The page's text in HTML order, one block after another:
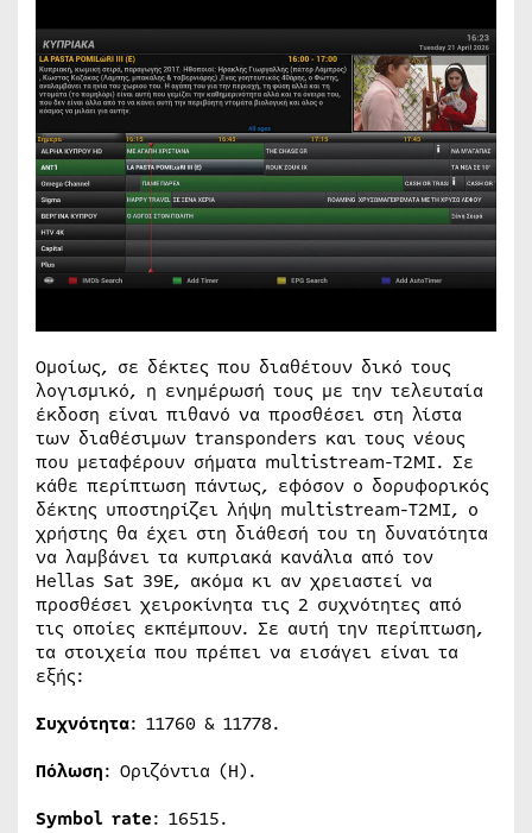
Ομοίως, σε δέκτες που διαθέτουν δικό τους
λογισμικό, η ενημέρωσή τους με την τελευταία
έκδοση είναι πιθανό να προσθέσει στη λίστα
των διαθέσιμων transponders και τους νέους
που μεταφέρουν σήματα multistream-T2MI. Σε
κάθε περίπτωση πάντως, εφόσον ο δορυφορικός
δέκτης υποστηρίζει λήψη multistream-T2MI, ο
χρήστης θα έχει στη διάθεσή του τη δυνατότητα
να λαμβάνει τα κυπριακά κανάλια από τον
Hellas Sat 39E, ακόμα κι αν χρειαστεί να
προσθέσει χειροκίνητα τις 2 συχνότητες από
τις οποίες εκπέμπουν. Σε αυτή την περίπτωση,
τα στοιχεία που πρέπει να εισάγει είναι τα
εξής:
Συχνότητα: 11760 & 11778.
Πόλωση: Οριζόντια (H).
Symbol rate: 16515.